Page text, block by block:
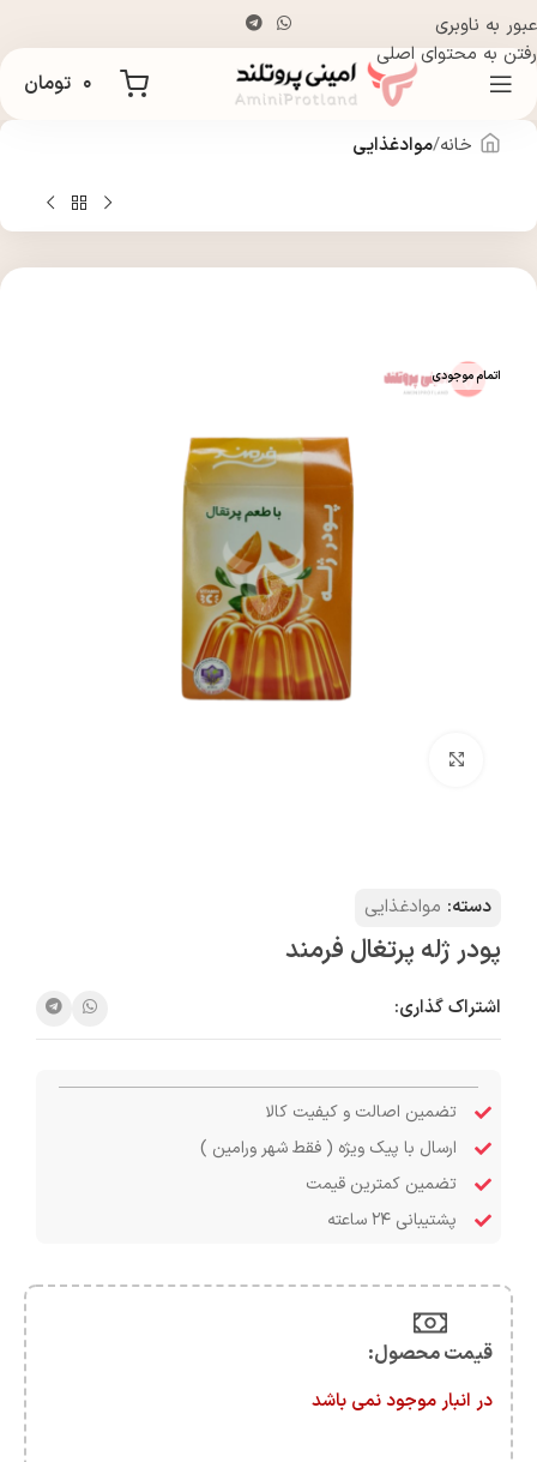
عبور به ناوبری
رفتن به محتوای اصلی
۰ تومان
خانه موادغذایی
اتمام موجودی
دسته: موادغذایی
پودر ژله پرتغال فرمند
اشتراک گذاری:
تضمین اصالت و کیفیت کالا
ارسال با پیک ویژه ( فقط شهر ورامین )
تضمین کمترین قیمت
پشتیبانی ۲۴ ساعته
قیمت محصول:​
در انبار موجود نمی باشد